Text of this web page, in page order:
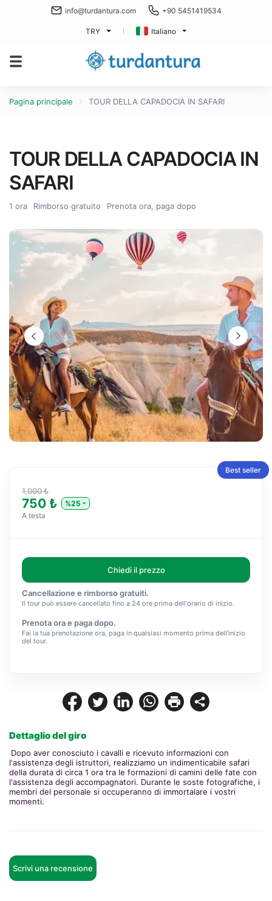
info@turdantura.com +90 5451419534
TRY Italiano
Pagina principale TOUR DELLA CAPADOCIA IN SAFARI
Dettaglio del giro
Dopo aver conosciuto i cavalli e ricevuto informazioni con
l'assistenza degli istruttori, realizziamo un indimenticabile safari
della durata di circa 1 ora tra le formazioni di camini delle fate con
l'assistenza degli accompagnatori. Durante le soste fotografiche, i
membri del personale si occuperanno di immortalare i vostri
momenti.
Scrivi una recensione
TOUR DELLA CAPADOCIA IN
SAFARI
1 ora Rimborso gratuito Prenota ora, paga dopo
Best seller
1,000 ₺
750 ₺
%25
A testa
Chiedi il prezzo
Cancellazione e rimborso gratuiti.
Il tour può essere cancellato fino a 24 ore prima dell'orario di inizio.
Prenota ora e paga dopo.
Fai la tua prenotazione ora, paga in qualsiasi momento prima dell'inizio
del tour.